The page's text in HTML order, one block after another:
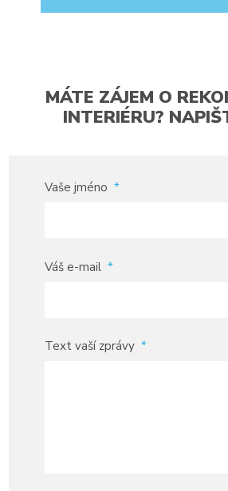
MÁTE ZÁJEM O
INTERIÉRU?
Vaše jméno *
Váš e-mail *
Text vaší zprávy *